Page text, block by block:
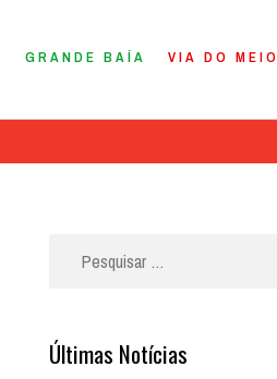
GRANDE BAÍA VIA DO MEIO
Últimas Notícias